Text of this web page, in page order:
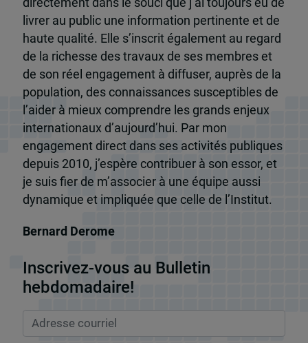
livrer au public une information pertinente et de
haute qualité. Elle s’inscrit également au regard
de la richesse des travaux de ses membres et
de son réel engagement à diffuser, auprès de la
population, des connaissances susceptibles de
l’aider à mieux comprendre les grands enjeux
internationaux d’aujourd’hui. Par mon
engagement direct dans ses activités publiques
depuis 2010, j’espère contribuer à son essor, et
je suis fier de m’associer à une équipe aussi
dynamique et impliquée que celle de l’Institut.
Bernard Derome
Inscrivez-vous au Bulletin
hebdomadaire!